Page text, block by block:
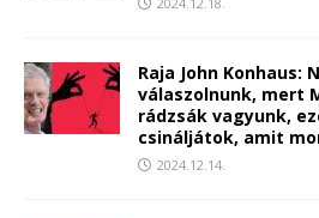
Raja John Konhaus:
válaszolnunk, mert
rádzsák vagyunk,
csináljátok, amit
2024.12.14.